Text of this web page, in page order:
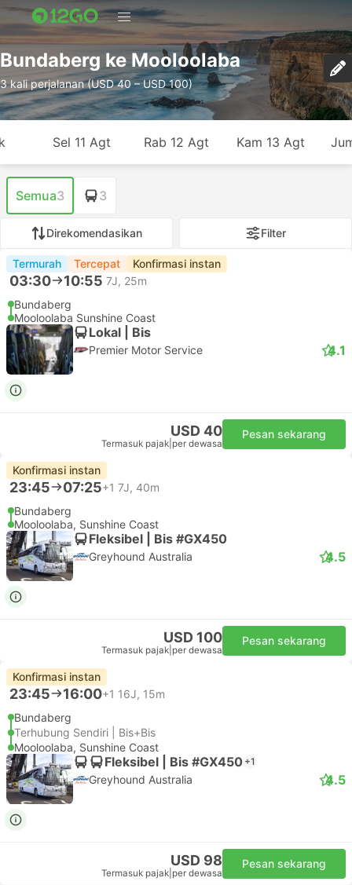
Bundaberg ke Mooloolaba
3 kali perjalanan (USD 40 – USD 100)
Sel 11 Agt Rab 12 Agt Kam 13 Agt
Semua3 3
Direkomendasikan Filter
Termurah Tercepat Konfirmasi instan
03:30 10:55 7J, 25m
Bundaberg
Mooloolaba Sunshine Coast
Lokal | Bis
Premier Motor Service 4.1
USD 40
Termasuk pajak per dewasa
Pesan sekarang
Konfirmasi instan
23:45 07:25+1 7J, 40m
Bundaberg
Mooloolaba, Sunshine Coast
Fleksibel | Bis #GX450
Greyhound Australia 4.5
USD 100
Termasuk pajak per dewasa
Pesan sekarang
Konfirmasi instan
23:45 16:00+1 16J, 15m
Bundaberg
Terhubung Sendiri | Bis+Bis
Mooloolaba, Sunshine Coast
Fleksibel | Bis #GX450 +1
Greyhound Australia 4.5
USD 98
Termasuk pajak per dewasa
Pesan sekarang